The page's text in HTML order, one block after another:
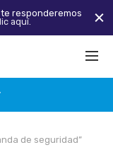
de seguridad”
te responderemos
aquí.